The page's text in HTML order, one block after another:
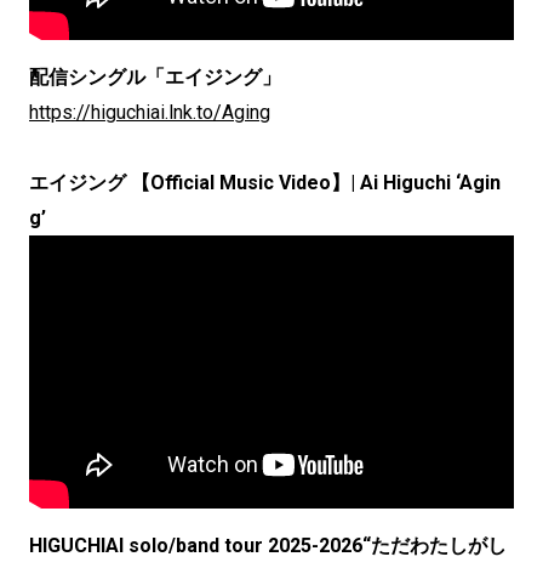
配信シングル「エイジング」
https://higuchiai.lnk.to/Aging
エイジング 【Official Music Video】| Ai Higuchi ‘Agin
g’
HIGUCHIAI solo/band tour 2025-2026“ただわたしがし